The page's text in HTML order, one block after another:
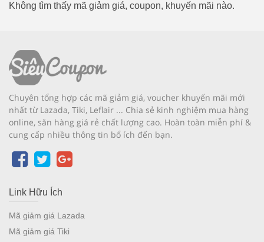
Không tìm thấy mã giảm giá, coupon, khuyến mãi nào.
Chuyên tổng hợp các mã giảm giá, voucher khuyến mãi mới
nhất từ Lazada, Tiki, Leflair ... Chia sẻ kinh nghiệm mua hàng
online, săn hàng giá rẻ chất lượng cao. Hoàn toàn miễn phí &
cung cấp nhiều thông tin bổ ích đến bạn.
Link Hữu Ích
Mã giảm giá Lazada
Mã giảm giá Tiki